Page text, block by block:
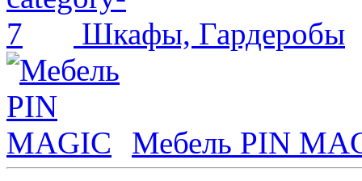
Шкафы, Гардеробы
Мебель PIN